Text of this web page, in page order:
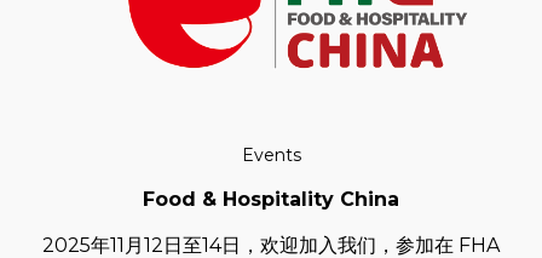
Events
Food & Hospitality China
2025年11月12日至14日，欢迎加入我们，参加在 FHA